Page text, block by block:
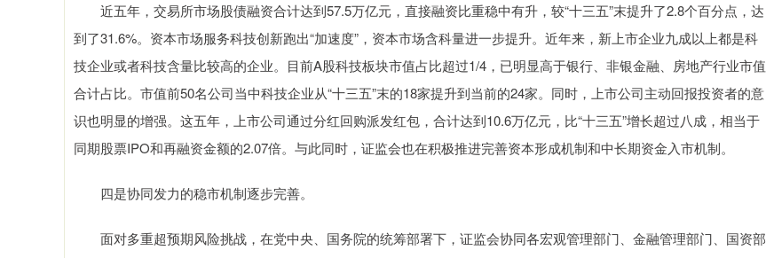
近五年，交易所市场股债融资合计达到57.5万亿元，直接融资比重稳中有升，较“十三五”末提升了2.8个百分点，达
到了31.6%。资本市场服务科技创新跑出“加速度”，资本市场含科量进一步提升。近年来，新上市企业九成以上都是科
技企业或者科技含量比较高的企业。目前A股科技板块市值占比超过1/4，已明显高于银行、非银金融、房地产行业市值
合计占比。市值前50名公司当中科技企业从“十三五”末的18家提升到当前的24家。同时，上市公司主动回报投资者的意
识也明显的增强。这五年，上市公司通过分红回购派发红包，合计达到10.6万亿元，比“十三五”增长超过八成，相当于
同期股票IPO和再融资金额的2.07倍。与此同时，证监会也在积极推进完善资本形成机制和中长期资金入市机制。
四是协同发力的稳市机制逐步完善。
面对多重超预期风险挑战，在党中央、国务院的统筹部署下，证监会协同各宏观管理部门、金融管理部门、国资部